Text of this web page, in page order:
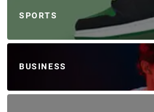
SPORTS
BUSINESS